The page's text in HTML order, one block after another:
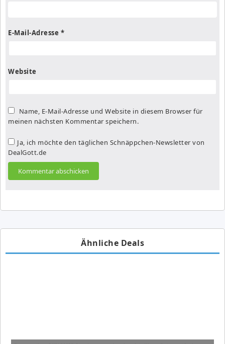
E-Mail-Adresse *
Website
Name, E-Mail-Adresse und Website in diesem Browser für
meinen nächsten Kommentar speichern.
Ja, ich möchte den täglichen Schnäppchen-Newsletter von
DealGott.de
Ähnliche Deals